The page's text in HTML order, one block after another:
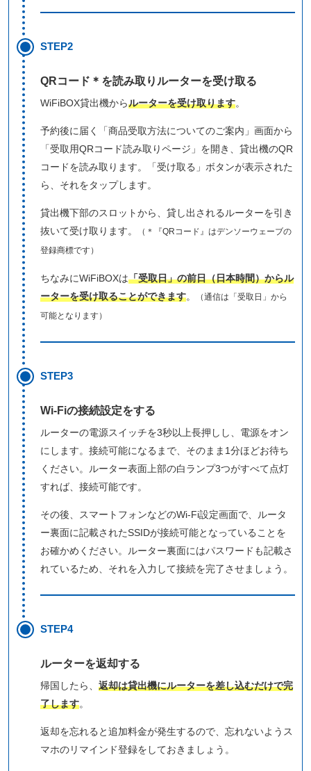
STEP2
QRコード＊を読み取りルーターを受け取る
WiFiBOX貸出機からルーターを受け取ります。
予約後に届く「商品受取方法についてのご案内」画面から
「受取用QRコード読み取りページ」を開き、貸出機のQR
コードを読み取ります。「受け取る」ボタンが表示された
ら、それをタップします。
貸出機下部のスロットから、貸し出されるルーターを引き
抜いて受け取ります。
（＊『QRコード』はデンソーウェーブの
登録商標です）
ちなみにWiFiBOXは「受取日」の前日（日本時間）からル
ーターを受け取ることができます。 （通信は「受取日」から
可能となります）
STEP3
Wi-Fiの接続設定をする
ルーターの電源スイッチを3秒以上長押しし、電源をオン
にします。接続可能になるまで、そのまま1分ほどお待ち
ください。ルーター表面上部の白ランプ3つがすべて点灯
すれば、接続可能です。
その後、スマートフォンなどのWi-Fi設定画面で、ルータ
ー裏面に記載されたSSIDが接続可能となっていることを
お確かめください。ルーター裏面にはパスワードも記載さ
れているため、それを入力して接続を完了させましょう。
STEP4
ルーターを返却する
帰国したら、 返却は貸出機にルーターを差し込むだけで完
了します。
返却を忘れると追加料金が発生するので、忘れないようス
マホのリマインド登録をしておきましょう。